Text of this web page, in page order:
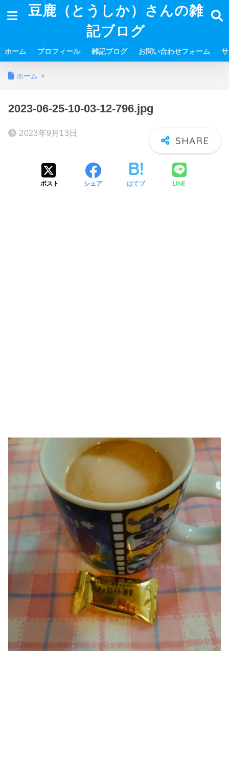
豆鹿（とうしか）さんの雑
記ブログ
ホーム プロフィール 雑記ブログ お問い合わせフォーム
ホーム
2023-06-25-10-03-12-796.jpg
2023年9月13日
ポスト シェア はてブ LINE